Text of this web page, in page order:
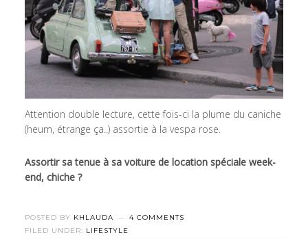
Attention double lecture, cette fois-ci la plume du caniche
(heum, étrange ça..) assortie à la vespa rose.
Assortir sa tenue à sa voiture de location spéciale week-
end, chiche ?
POSTED BY KHLAUDA
4 COMMENTS
FILED UNDER: LIFESTYLE